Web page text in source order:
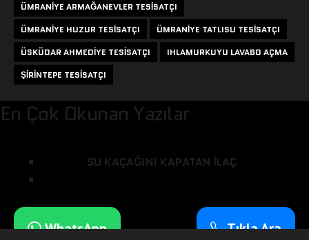
Tıkla Ara
WhatsApp
ÜMRANIYE ARMAĞANEVLER TESISATÇI
ÜMRANIYE HUZUR TESISATÇI
ÜMRANIYE TATLISU TESISATÇI
ÜSKÜDAR AHMEDIYE TESISATÇI
IHLAMURKUYU LAVABO AÇMA
ŞIRINTEPE TESISATÇI
En Çok Okunan Yazılar
SU KAÇAĞINI KAPATAN ILAÇ